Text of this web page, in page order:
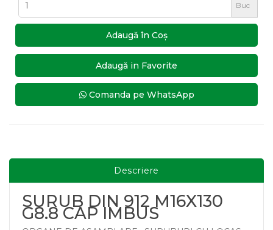
Buc
Adaugă în Coş
Adaugă in Favorite
Comanda pe WhatsApp
Descriere
SURUB DIN 912 M16X130
G8.8 CAP IMBUS